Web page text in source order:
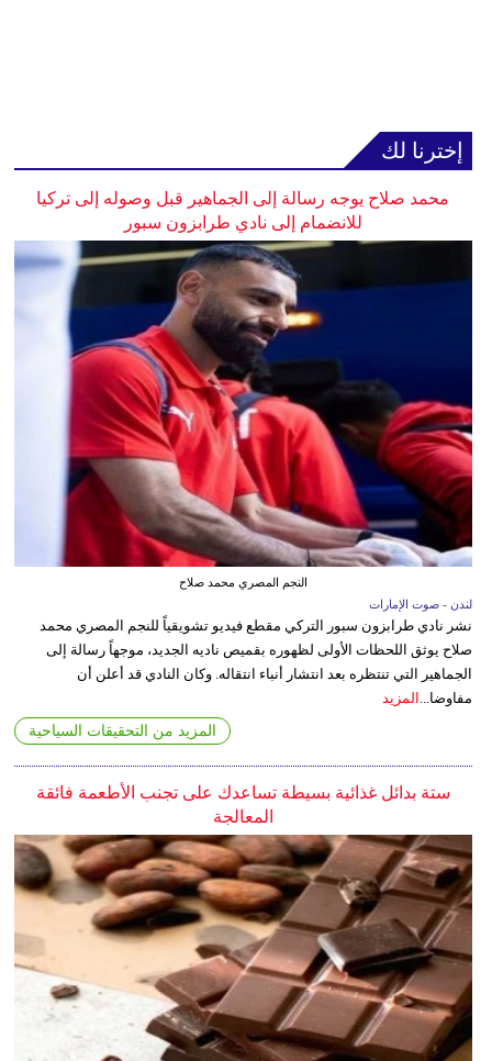
إخترنا لك
محمد صلاح يوجه رسالة إلى الجماهير قبل وصوله إلى تركيا
للانضمام إلى نادي طرابزون سبور
النجم المصري محمد صلاح
لندن - صوت الإمارات
نشر نادي طرابزون سبور التركي مقطع فيديو تشويقياً للنجم المصري محمد
صلاح يوثق اللحظات الأولى لظهوره بقميص ناديه الجديد، موجهاً رسالة إلى
الجماهير التي تنتظره بعد انتشار أنباء انتقاله. وكان النادي قد أعلن أن
مفاوضا... المزيد
المزيد من التحقيقات السياحية
ستة بدائل غذائية بسيطة تساعدك على تجنب الأطعمة فائقة
المعالجة